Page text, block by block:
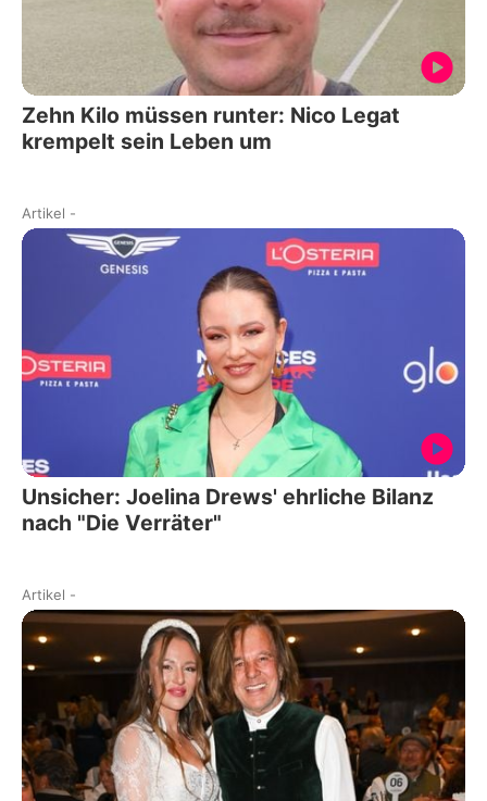
Zehn Kilo müssen runter: Nico Legat
krempelt sein Leben um
Artikel -
Unsicher: Joelina Drews' ehrliche Bilanz
nach "Die Verräter"
Artikel -